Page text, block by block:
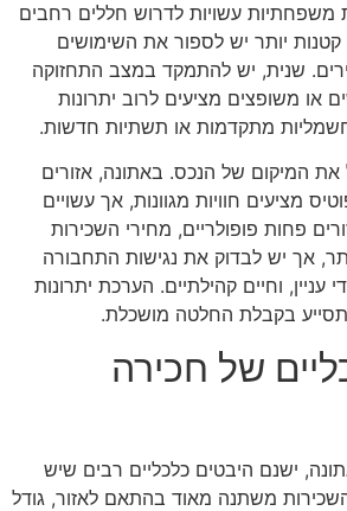
משפחתיות עשויות לדרוש חללים רחבים
קטנות יותר יש לספור את השימושים
שנית, יש להתמקד במצב התחזוקה
או משופצים מציעים לרוב יתרונות
מתקדמות או תשתיות חדשות.
את המיקום של הנכס. באתונה, אזורים
מציעים חוויות מגוונות, אך עשויים
פחות פופולריים, מחירי השכירות
אך יש לבדוק את נגישות התחבורה
עניין, וחיים קהילתיים. הערכת יתרונות
תסייע בקבלת החלטה מושכלת.
של חכירה
ישנם היבטים כלכליים רבים שיש
משתנה מאוד בהתאם לאזור, גודל